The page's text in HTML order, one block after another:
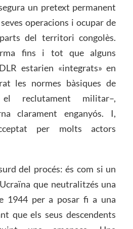
un pretext permanent
operacions i ocupar de
del territori congolès.
fins i tot que alguns
estarien «integrats» en
les normes bàsiques de
reclutament militar–,
clarament enganyós. I,
per molts actors
del procés: és com si un
que neutralitzés una
1944 per a posar fi a una
que els seus descendents